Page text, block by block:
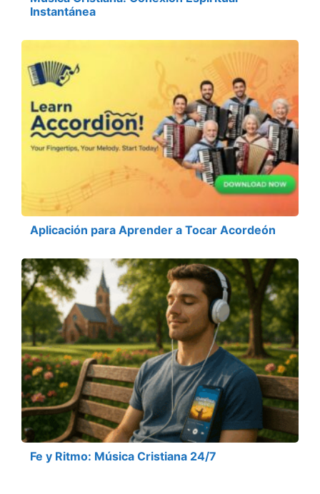
Instantánea
Aplicación para Aprender a Tocar Acordeón
Fe y Ritmo: Música Cristiana 24/7